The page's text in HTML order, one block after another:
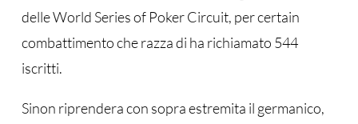
delle World Series of Poker Circuit, per certain
combattimento che razza di ha richiamato 544
iscritti.
Sinon riprendera con sopra estremita il germanico,